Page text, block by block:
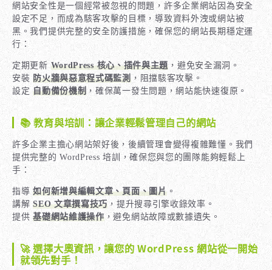
網站安全性是一個經常被忽視的問題，許多企業網站因為安全
設定不足，而成為駭客攻擊的目標，導致資料外洩或網站被
黑。我們提供完整的安全防護措施，確保您的網站長期穩定運
行：
定期更新 WordPress 核心、插件與主題 ，避免安全漏洞。
安裝防火牆與惡意程式碼監測，阻擋駭客攻擊。
設定自動備份機制 ，確保萬一發生問題，網站能快速復原。
📚 教育與培訓：讓企業輕鬆管理自己的網站
許多企業主擔心網站架好後，後續管理會變得複雜難懂。我們
提供完整的 WordPress 培訓，確保您與您的團隊能夠輕鬆上
手：
指導如何新增與編輯文章、頁面、圖片。
講解SEO 文章撰寫技巧 ，提升搜尋引擎收錄效率。
提供基礎網站維護操作，避免網站故障或數據遺失。
🚀 選擇大奧資訊，讓您的 WordPress 網站從一開始
就領先對手！